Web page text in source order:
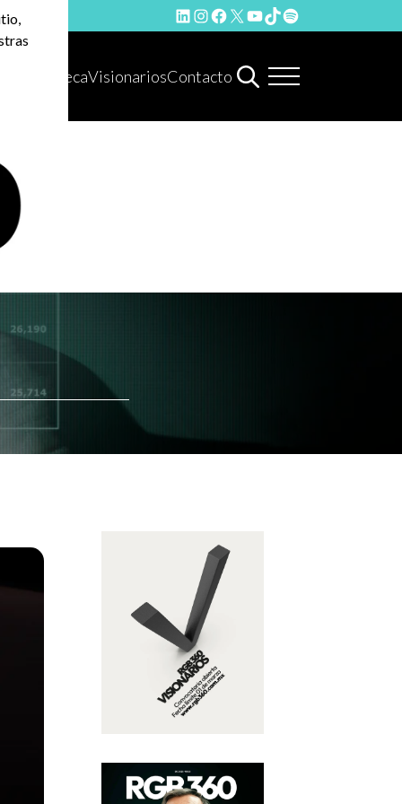
LinkedIn
Instagram
Facebook
X YouTube
TikTok
Spotify
HemerotecaVisionariosContacto